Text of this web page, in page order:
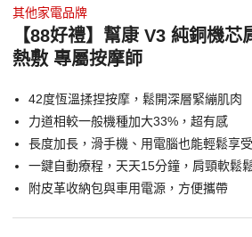
其他家電品牌
【88好禮】幫康 V3 純銅機
熱敷 專屬按摩師
42度恆溫揉捏按摩，鬆開深層緊繃肌肉
力道相較一般機種加大33%，超有感
長度加長，滑手機、用電腦也能輕鬆享受
一鍵自動療程，天天15分鐘，肩頸軟鬆
附皮革收納包與車用電源，方便攜帶